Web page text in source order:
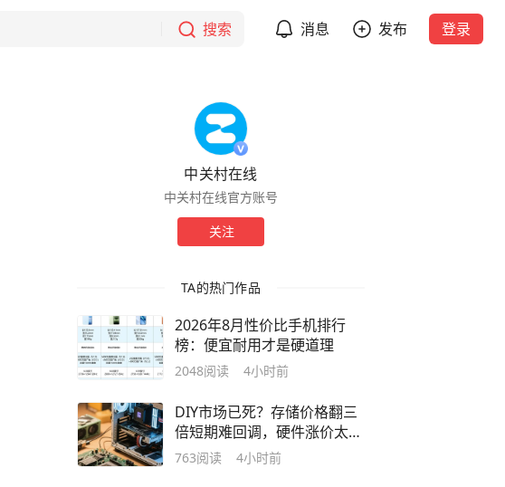
搜索 消息 发布 登录
中关村在线
中关村在线官方账号
关注
TA的热门作品
2026年8月性价比手机排行
榜：便宜耐用才是硬道理
2048阅读 4小时前
DIY市场已死？存储价格翻三
倍短期难回调，硬件涨价太过
离谱
763阅读 4小时前